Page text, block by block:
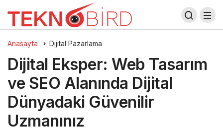
Anasayfa Dijital Pazarlama
Dijital Eksper: Web Tasarım
ve SEO Alanında Dijital
Dünyadaki Güvenilir
Uzmanınız